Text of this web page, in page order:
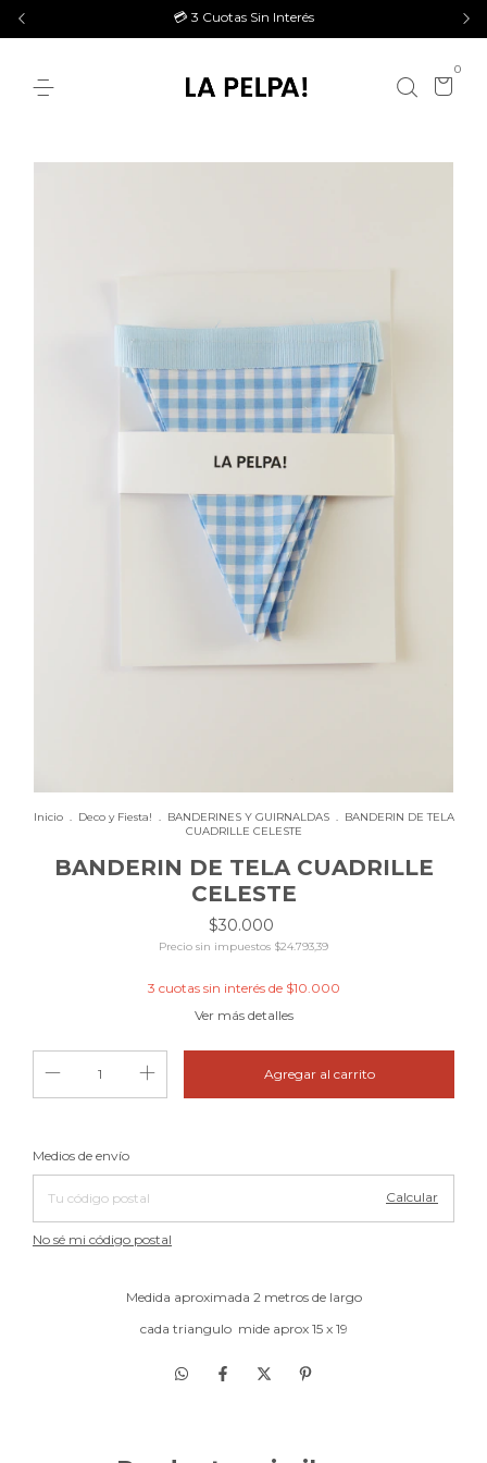
💳 3 Cuotas Sin Interés
0
Inicio . Deco y Fiesta! . BANDERINES Y GUIRNALDAS . BANDERIN DE TELA
CUADRILLE CELESTE
BANDERIN DE TELA CUADRILLE
CELESTE
$30.000
Precio sin impuestos $24.793,39
3 cuotas sin interés de $10.000
Ver más detalles
Entregas para el CP:
Medios de envío
Calcular
No sé mi código postal
Medida aproximada 2 metros de largo
cada triangulo mide aprox 15 x 19